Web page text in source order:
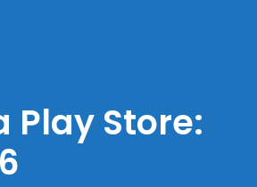
Store: